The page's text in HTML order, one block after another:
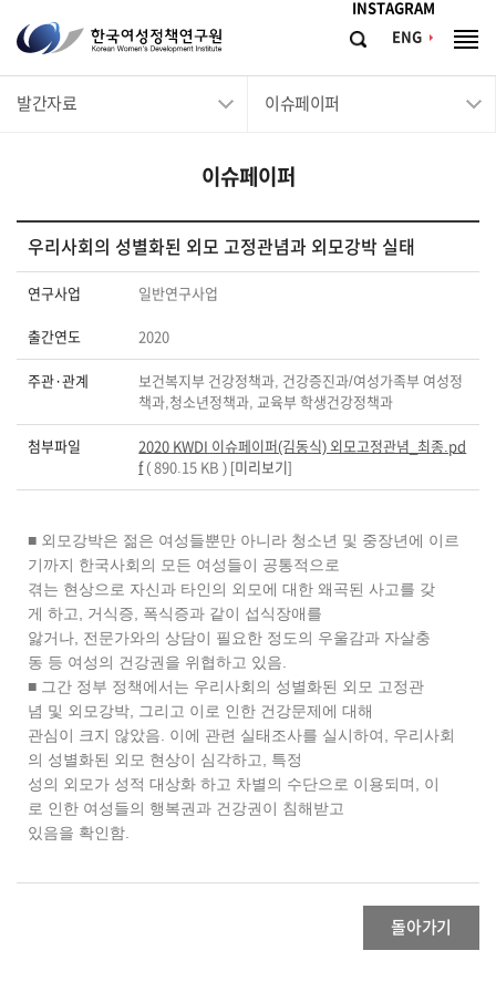
INSTAGRAM
ENG
한
국
여
연
구
원
Women's
Development
Institute
검
체
발간자료 이슈페이퍼
이슈페이퍼
우리사회의 성별화된 외모 고정관념과 외모강박 실태
연구사업 일반연구사업
출간연도 2020
주관·관계
보건복지부 건강정책과, 건강증진과/여성가족부 여성정
책과,청소년정책과, 교육부 학생건강정책과
첨부파일
2020 KWDI 이슈페이퍼(김동식) 외모고정관념_최종.pd
f( 890.15 KB ) [미리보기]
■ 외모강박은 젊은 여성들뿐만 아니라 청소년 및 중장년에 이르
기까지 한국사회의 모든 여성들이 공통적으로
겪는 현상으로 자신과 타인의 외모에 대한 왜곡된 사고를 갖
게 하고, 거식증, 폭식증과 같이 섭식장애를
앓거나, 전문가와의 상담이 필요한 정도의 우울감과 자살충
동 등 여성의 건강권을 위협하고 있음.
■ 그간 정부 정책에서는 우리사회의 성별화된 외모 고정관
념 및 외모강박, 그리고 이로 인한 건강문제에 대해
관심이 크지 않았음. 이에 관련 실태조사를 실시하여, 우리사회
의 성별화된 외모 현상이 심각하고, 특정
성의 외모가 성적 대상화 하고 차별의 수단으로 이용되며, 이
로 인한 여성들의 행복권과 건강권이 침해받고
있음을 확인함.
돌아가기